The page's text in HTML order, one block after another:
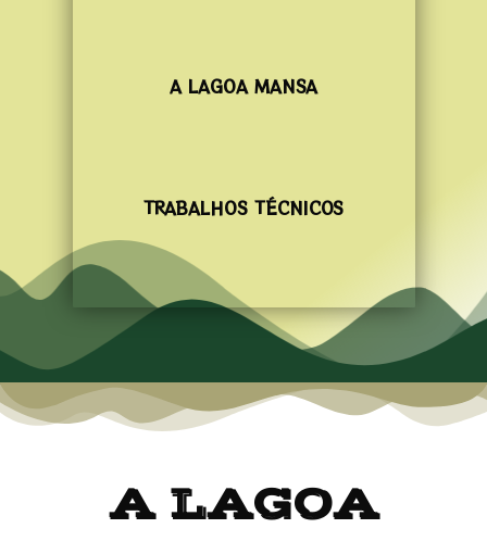
A LAGOA MANSA
TRABALHOS TÉCNICOS
A LAGOA